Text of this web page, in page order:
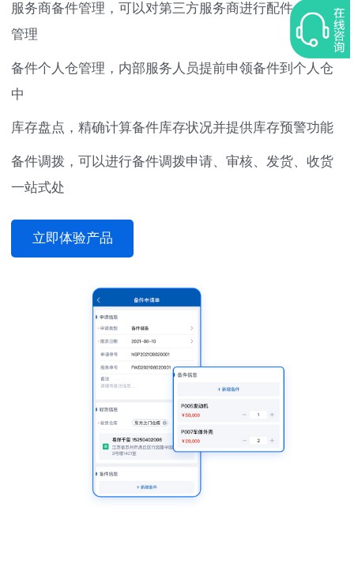
服务商备件管理，可以对第三方服务商进行配件全过程
管理
备件个人仓管理，内部服务人员提前申领备件到个人仓
中
库存盘点，精确计算备件库存状况并提供库存预警功能
备件调拨，可以进行备件调拨申请、审核、发货、收货
一站式处
立即体验产品